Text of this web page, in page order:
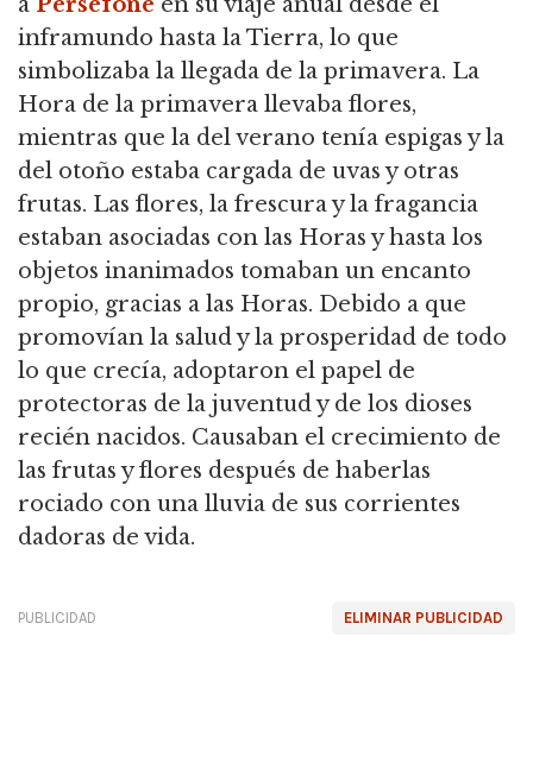
inframundo hasta la Tierra, lo que
simbolizaba la llegada de la primavera. La
Hora de la primavera llevaba flores,
mientras que la del verano tenía espigas y la
del otoño estaba cargada de uvas y otras
frutas. Las flores, la frescura y la fragancia
estaban asociadas con las Horas y hasta los
objetos inanimados tomaban un encanto
propio, gracias a las Horas. Debido a que
promovían la salud y la prosperidad de todo
lo que crecía, adoptaron el papel de
protectoras de la juventud y de los dioses
recién nacidos. Causaban el crecimiento de
las frutas y flores después de haberlas
rociado con una lluvia de sus corrientes
dadoras de vida.
ELIMINAR PUBLICIDAD
PUBLICIDAD